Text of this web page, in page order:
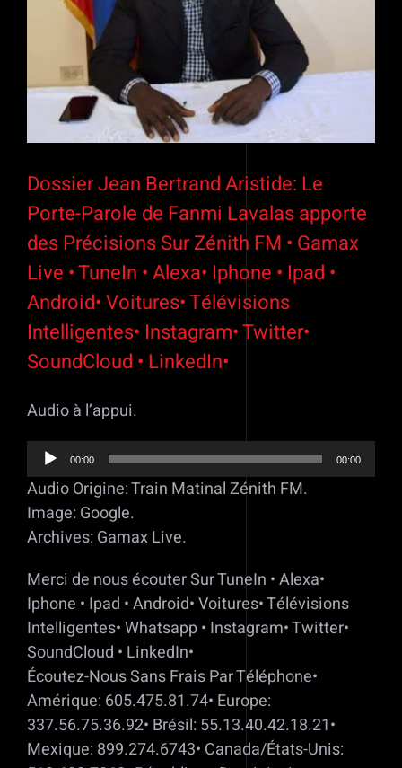
Dossier Jean Bertrand Aristide: Le
Porte-Parole de Fanmi Lavalas apporte
des Précisions Sur Zénith FM • Gamax
Live • TuneIn • Alexa• Iphone • Ipad •
Android• Voitures• Télévisions
Intelligentes• Instagram• Twitter•
SoundCloud • LinkedIn•
Audio à l’appui.
Lecteur
audio
00:00 00:00
Audio Origine: Train Matinal Zénith FM.
Image: Google.
Archives: Gamax Live.
Merci de nous écouter Sur TuneIn • Alexa•
Iphone • Ipad • Android• Voitures• Télévisions
Intelligentes• Whatsapp • Instagram• Twitter•
SoundCloud • LinkedIn•
Écoutez-Nous Sans Frais Par Téléphone•
Amérique: 605.475.81.74• Europe:
337.56.75.36.92• Brésil: 55.13.40.42.18.21•
Mexique: 899.274.6743• Canada/États-Unis: